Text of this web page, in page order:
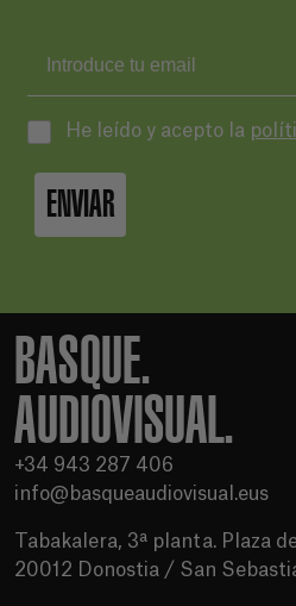
He leído y acepto la
ENVIAR
BASQUE.
AUDIOVISUAL.
+34 943 287 406
info@basqueaudiovisual.eus
Tabakalera, 3ª planta. Plaza
20012 Donostia / San